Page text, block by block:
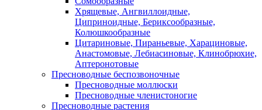
Хрящевые, Ангвиллоидные,
Циприноидные, Бериксообразные,
Колюшкообразные
Цитариновые, Пираньевые, Харациновые,
Анастомовые, Лебиасиновые, Клинобрюхие,
Аптеронотовые
Пресноводные беспозвоночные
Пресноводные моллюски
Пресноводные членистоногие
Пресноводные растения